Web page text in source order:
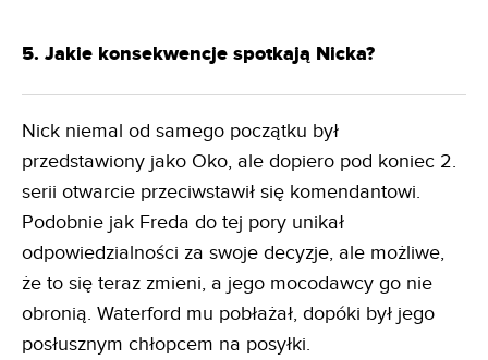
5. Jakie konsekwencje spotkają Nicka?
Nick niemal od samego początku był
przedstawiony jako Oko, ale dopiero pod koniec 2.
serii otwarcie przeciwstawił się komendantowi.
Podobnie jak Freda do tej pory unikał
odpowiedzialności za swoje decyzje, ale możliwe,
że to się teraz zmieni, a jego mocodawcy go nie
obronią. Waterford mu pobłażał, dopóki był jego
posłusznym chłopcem na posyłki.